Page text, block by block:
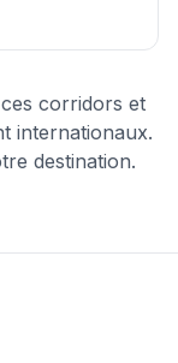
corridors et
internationaux.
destination.